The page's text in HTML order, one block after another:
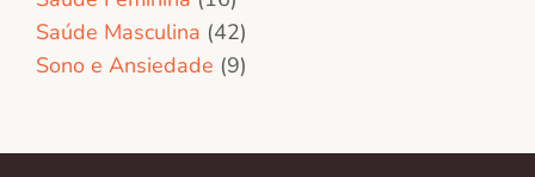
Saúde Masculina (42)
Sono e Ansiedade (9)